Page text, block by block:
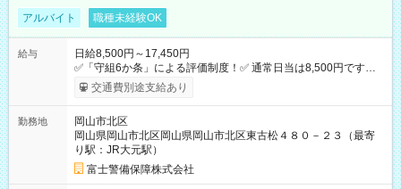
アルバイト 職種未経験OK
給与
日給8,500円～17,450円
✅「守組6か条」による評価制度！✅ 通常日当は8,500円ですが
上記評価制度により「S級隊員」と認定されれば10,000円の日当
を支給します。 (1)上記勤務者が交通2級資格者の場合10,000円
14,375円 (3)上記現場が日祝深夜の場合 17,250円 (4)上記勤務
者が現場までの運転者の場合17,250+200円＝17,450円 -----------
------------------------------- *最高日当額 17,450円* （実働時間5
時間の場合、時給3,490円） ------------------------------------------ よ
り上位の資格取得やリーダー手当を取得すると ”さらに”加算さ
交通費別途支給あり
勤務地
岡山市北区
岡山県岡山市北区岡山県岡山市北区東古松４８０－２３（最寄
り駅：JR大元駅）
富士警備保障株式会社